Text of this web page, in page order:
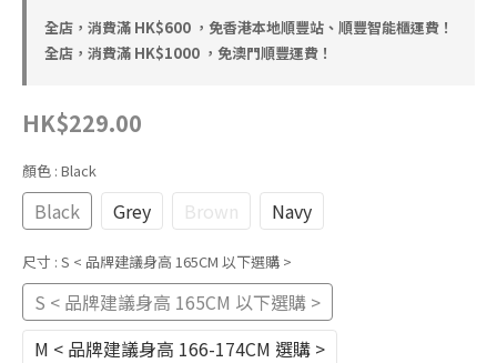
全店，消費滿 HK$600 ，免香港本地順豐站、順豐智能櫃運費！
全店，消費滿 HK$1000 ，免澳門順豐運費！
HK$229.00
顏色 : Black
Black Grey Brown Navy
尺寸 : S < 品牌建議身高 165CM 以下選購 >
S < 品牌建議身高 165CM 以下選購 >
M < 品牌建議身高 166-174CM 選購 >